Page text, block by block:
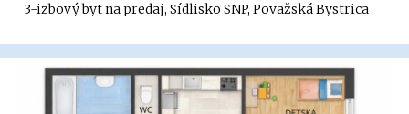
3-izbový byt na predaj, Sídlisko SNP, Považská Bystrica